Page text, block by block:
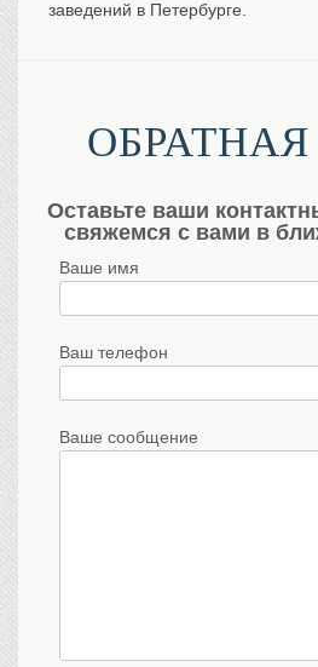
заведений в Петербурге.
ОБРАТНАЯ
Оставьте ваши
свяжемся с вами в
Ваше имя
Ваш телефон
Ваше сообщение